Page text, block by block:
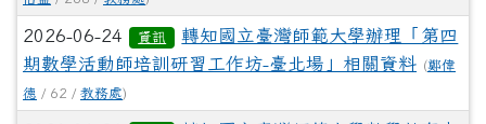
2026-06-24 資訊
轉知國立臺灣師範大學辦理「第四
期數學活動師培訓研習工作坊-臺北場」相關資料 (鄭偉
德 / 62 / 教務處)